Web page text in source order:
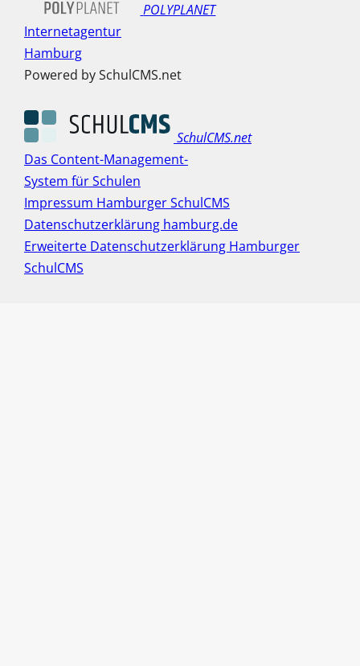
POLYPLANET
Internetagentur
Hamburg
Powered by SchulCMS.net
SchulCMS.net
Das Content-Management-
System für Schulen
Impressum Hamburger SchulCMS
Datenschutzerklärung hamburg.de
Erweiterte Datenschutzerklärung Hamburger
SchulCMS